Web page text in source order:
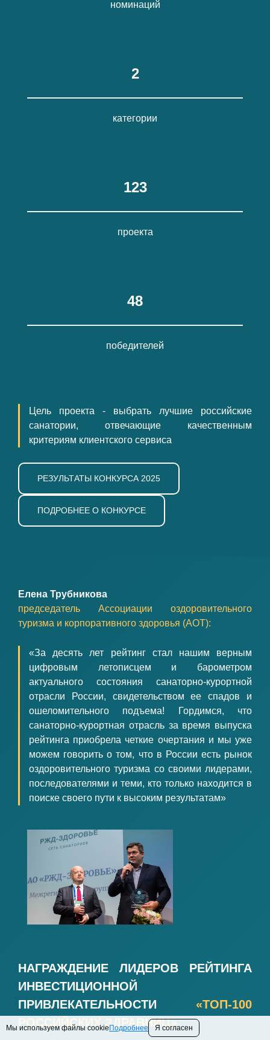
номинаций
2
категории
123
проекта
48
победителей
Цель проекта - выбрать лучшие российские
санатории, отвечающие качественным
критериям клиентского сервиса
РЕЗУЛЬТАТЫ КОНКУРСА 2025
ПОДРОБНЕЕ О КОНКУРСЕ
Елена Трубникова
председатель Ассоциации оздоровительного
туризма и корпоративного здоровья (АОТ):
«За десять лет рейтинг стал нашим верным
цифровым летописцем и барометром
актуального состояния санаторно-курортной
отрасли России, свидетельством ее спадов и
ошеломительного подъема! Гордимся, что
санаторно-курортная отрасль за время выпуска
рейтинга приобрела четкие очертания и мы уже
можем говорить о том, что в России есть рынок
оздоровительного туризма со своими лидерами,
последователями и теми, кто только находится в
поиске своего пути к высоким результатам»
НАГРАЖДЕНИЕ ЛИДЕРОВ РЕЙТИНГА
ИНВЕСТИЦИОННОЙ
ПРИВЛЕКАТЕЛЬНОСТИ «ТОП-100
РОССИЙСКИХ ЗДРАВНИЦ»
Мы используем файлы cookieПодробнее Я согласен